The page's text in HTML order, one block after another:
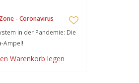
- Coronavirus
in der Pandemie: Die
Ampel!
Warenkorb legen